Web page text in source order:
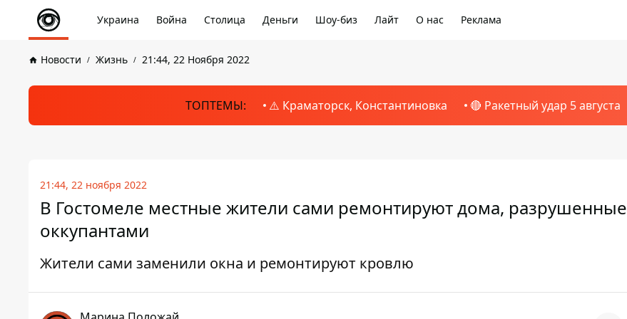
Украина Война Столица Деньги Шоу-биз Лайт О нас Реклама
Новости Жизнь 21:44, 22 Ноября 2022
ТОПТЕМЫ: ⚠️ Краматорск, Константиновка 🔴 Ракетный удар 5 августа
21:44, 22 ноября 2022
В Гостомеле местные жители сами ремонтируют дома, разрушенные
оккупантами
Жители сами заменили окна и ремонтируют кровлю